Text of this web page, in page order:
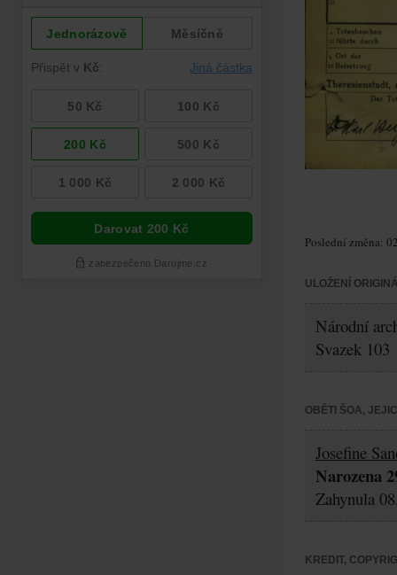
Poslední změna:
ULOŽENÍ
Národní
Svazek 103
OBĚTI ŠOA,
Josefine
Narozena
Zahynula
KREDIT,